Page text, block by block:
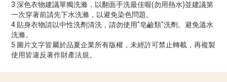
3.深色衣物建議單獨洗滌，以翻面手洗最佳喔(勿用熱水)並建議第
一次穿著前請先下水洗滌，以避免染色問題。
4.貼身衣物請以中性洗劑清洗，請勿使用"皂鹼類"洗劑。避免溫水
洗滌。
5.圖片文字皆屬於品夏企業所有版權，未經許可禁止轉載，再複製
使用皆違反著作財產法規。